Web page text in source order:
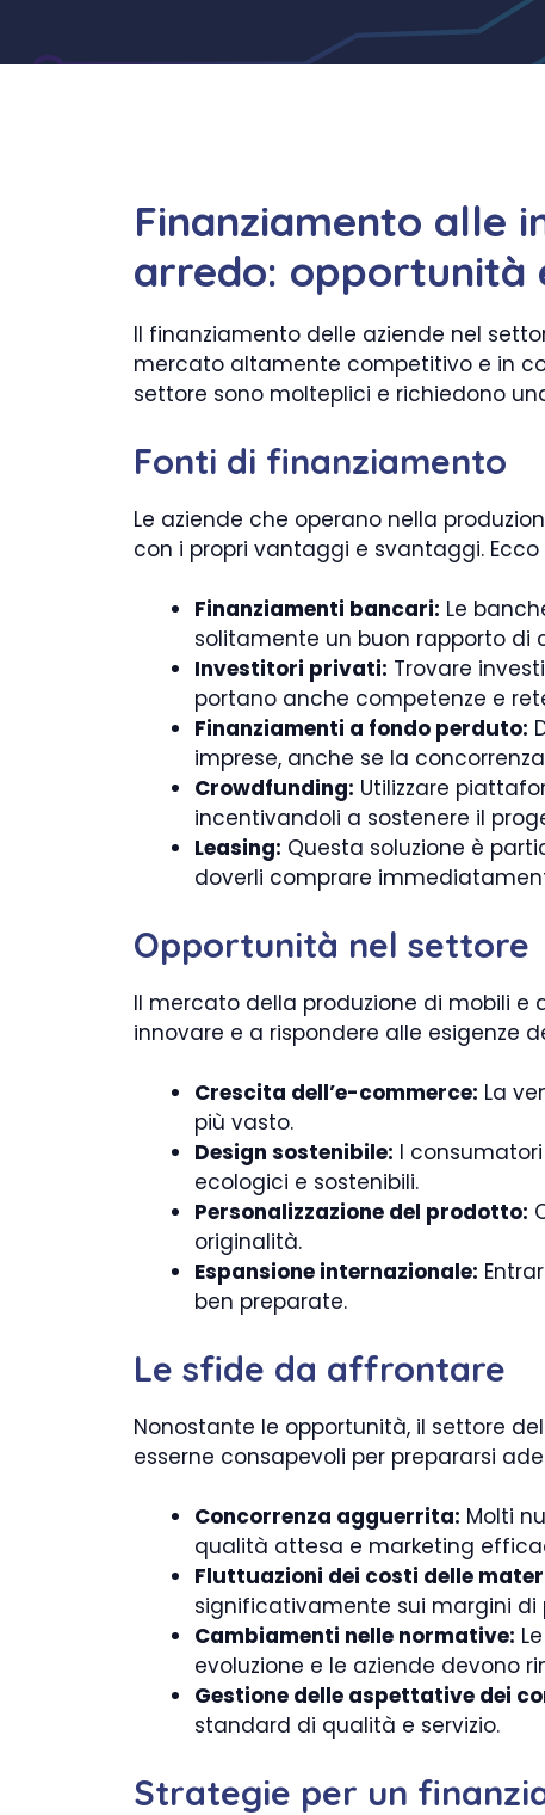
Finanziamento alle
arredo: opportunità
Il finanziamento delle aziende nel
mercato altamente competitivo e in
settore sono molteplici e richiedono
Fonti di finanziamento
Le aziende che operano nella
con i propri vantaggi e svantaggi.
Finanziamenti bancari: Le
solitamente un buon rapporto di
Investitori privati: Trovare
portano anche competenze e
Finanziamenti a fondo perduto:
imprese, anche se la
Crowdfunding: Utilizzare
incentivandoli a sostenere il
Leasing: Questa soluzione è
doverli comprare
Opportunità nel settore
Il mercato della produzione di mobili e
innovare e a rispondere alle esigenze
Crescita dell’e-commerce: La
più vasto.
Design sostenibile: I
ecologici e sostenibili.
Personalizzazione del prodotto:
originalità.
Espansione internazionale:
ben preparate.
Le sfide da affrontare
Nonostante le opportunità, il settore
esserne consapevoli per prepararsi
Concorrenza agguerrita: Molti
qualità attesa e marketing
Fluttuazioni dei costi delle
significativamente sui margini di
Cambiamenti nelle normative:
evoluzione e le aziende devono
Gestione delle aspettative dei
standard di qualità e servizio.
Strategie per un